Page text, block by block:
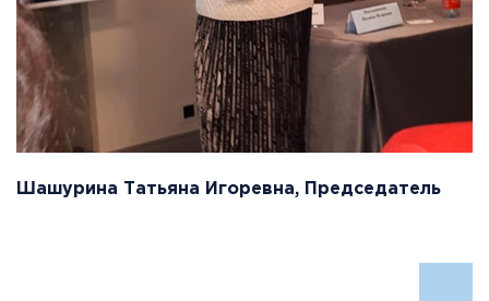
Шашурина Татьяна Игоревна, Председатель